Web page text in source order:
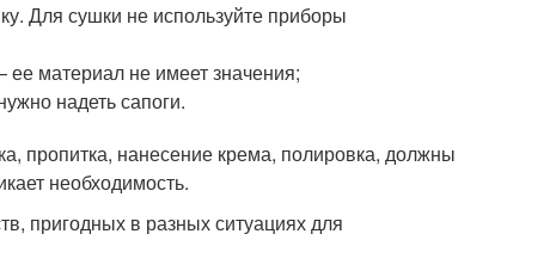
Для сушки не используйте приборы
материал не имеет значения;
надеть сапоги.
пропитка, нанесение крема, полировка, должны
необходимость.
пригодных в разных ситуациях для